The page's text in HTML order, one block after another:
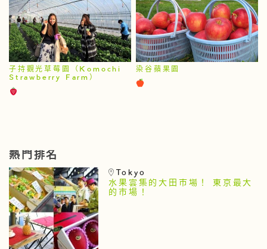
子持觀光草莓園（Komochi
Strawberry Farm）
染谷蘋果園
熱門排名
Tokyo
水果雲集的大田市場！ 東京最大
的市場！